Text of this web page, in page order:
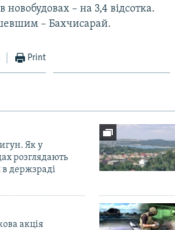
– на 3,4 відсотка.
– Бахчисарай.
Print
Як у
розглядають
держзраді
акція